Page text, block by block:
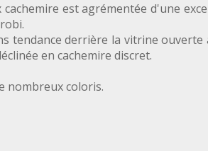
est agrémentée d'une
tendance derrière la vitrine
en cachemire discret.
nombreux coloris.